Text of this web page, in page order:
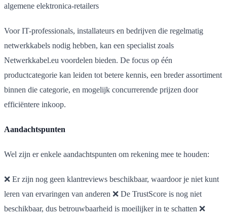
algemene elektronica-retailers
Voor IT-professionals, installateurs en bedrijven die regelmatig
netwerkkabels nodig hebben, kan een specialist zoals
Netwerkkabel.eu voordelen bieden. De focus op één
productcategorie kan leiden tot betere kennis, een breder assortiment
binnen die categorie, en mogelijk concurrerende prijzen door
efficiëntere inkoop.
Aandachtspunten
Wel zijn er enkele aandachtspunten om rekening mee te houden:
❌ Er zijn nog geen klantreviews beschikbaar, waardoor je niet kunt
leren van ervaringen van anderen ❌ De TrustScore is nog niet
beschikbaar, dus betrouwbaarheid is moeilijker in te schatten ❌